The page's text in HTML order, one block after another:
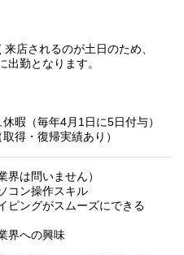
来店されるのが土日のため、
出勤となります。
暇（毎年4月1日に5日付与）
得・復帰実績あり）
界は問いません）
コン操作スキル
ピングがスムーズにできる
界への興味